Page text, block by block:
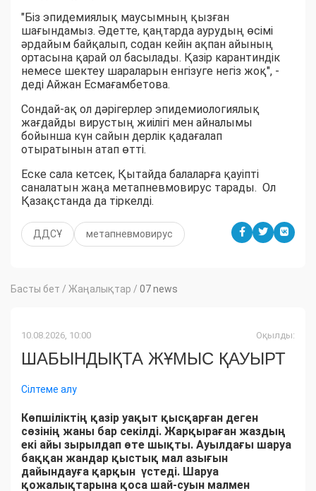
"Біз эпидемиялық маусымның қызған
шағындамыз. Әдетте, қаңтарда аурудың өсімі
әрдайым байқалып, содан кейін ақпан айының
ортасына қарай ол басылады. Қазір карантиндік
немесе шектеу шараларын енгізуге негіз жоқ", -
деді Айжан Есмағамбетова.
Сондай-ақ ол дәрігерлер эпидемиологиялық
жағдайды вирустың жиілігі мен айналымы
бойынша күн сайын дерлік қадағалап
отыратынын атап өтті.
Еске сала кетсек, Қытайда балаларға қауіпті
саналатын жаңа метапневмовирус тарады. Ол
Қазақстанда да тіркелді.
ДДСҰ метапневмовирус
Басты бет / Жаңалықтар / 07 news
10.08.2026, 10:00 Оқылды:
ШАБЫНДЫҚТА ЖҰМЫС ҚАУЫРТ
Сілтеме алу
Көпшіліктің қазір уақыт қысқарған деген
сөзінің жаны бар секілді. Жарқыраған жаздың
екі айы зырылдап өте шықты. Ауылдағы шаруа
баққан жандар қыстық мал азығын
дайындауға қарқын үстеді. Шаруа
қожалықтарына қоса шай-суын малмен